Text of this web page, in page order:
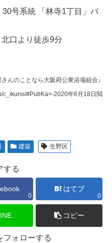
30号系統 「林寺1丁目」バ
口より徒歩9分
んのことなら大阪府公衆浴場組合』
c_ikuno/#PubKa>-2020年6月18日閲
建築 生野区
する
0
はてブ
0
コピー
フォローする